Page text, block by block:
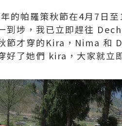
的帕羅策秋節在4月7日
到埗，我已立即趕往
節才穿的Kira，Nima 和
好了她們 kira，大家就立